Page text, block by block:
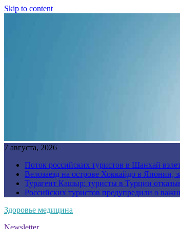
Skip to content
7 августа, 2026
Поток российских туристов в Шанхай
Велозаезд на острове Хоккайдо в Японии,
Турагент Кашыр: туристы в Турции
Российских туристов предупредили о
Здоровье медицина
Newsletter